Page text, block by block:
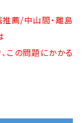
薦/中山間・離島
この問題にかかる